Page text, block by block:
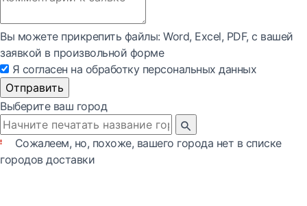
Вы можете прикрепить файлы: Word, Exсel, PDF, с вашей
заявкой в произвольной форме
Я согласен на обработку персональных данных
Отправить
Выберите ваш город
Сожалеем, но, похоже, вашего города нет в списке
городов доставки